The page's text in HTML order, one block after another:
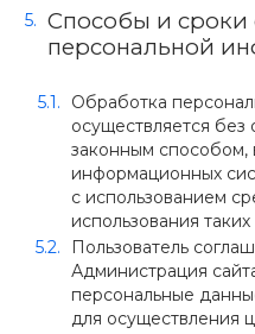
Способы и сроки
персональной
Обработка
осуществляется
законным способом,
информационных
с использованием
использования
Пользователь
Администрация
персональные
для осуществления